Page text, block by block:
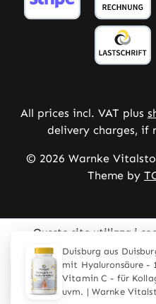
All prices incl. VAT plus
delivery charges, if
© 2026 Warnke
Theme by
Questo sito utilizza i
esperienza possibile.
Solo
Configura